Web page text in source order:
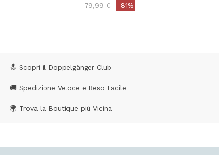
Price reduced from
79,99 €to-81%
🔝 Scopri il Doppelgänger Club
🚚 Spedizione Veloce e Reso Facile
🌍 Trova la Boutique più Vicina